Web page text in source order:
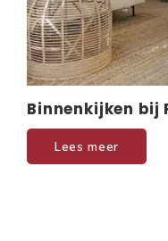
Binnenkijken bij
Lees meer